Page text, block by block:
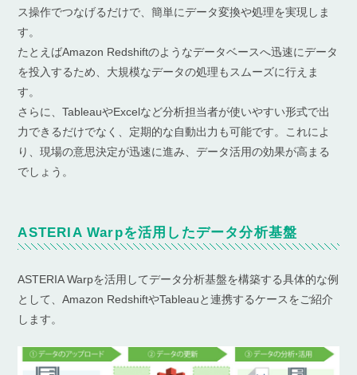
ス操作でつなげるだけで、簡単にデータ変換や処理を実現しま
す。
たとえばAmazon Redshiftのようなデータベースへ迅速にデータ
を投入するため、大規模なデータの処理もスムーズに行えま
す。
さらに、TableauやExcelなど分析担当者が使いやすい形式で出
力できるだけでなく、定期的な自動出力も可能です。これによ
り、現場の意思決定が迅速に進み、データ活用の効果が高まる
でしょう。
ASTERIA Warpを活用したデータ分析基盤
ASTERIA Warpを活用してデータ分析基盤を構築する具体的な例
として、Amazon RedshiftやTableauと連携するケースをご紹介
します。